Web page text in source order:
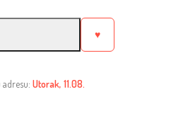
♥
adresu: Utorak, 11.08.